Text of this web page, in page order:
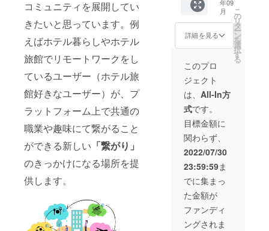
コミュニティを展開してい
きたいと思っています。例
えばホテル暮らしやホテル
旅館でリモートワークをし
ているユーザー（ホテル旅
館好きなユーザー）が、プ
ラットフォーム上で共通の
職業や趣味にて繋がること
ができる新しい 「繋がり」
のきっかけになる場所を提
供します。
況によ
りご希
望日に
ご予約
いただ
けない
場合が
ござい
ます。
宿泊希
望日が
お決ま
りにな
りまし
たらお
早めに
ご連絡
くださ
い。
テル札
幌ス
イーツ
●シタ
ディー
ン京都
烏丸五
条 ●
ガーデ
ンホテ
ル金沢
●浅草橋
ベルモ
ントホ
テル ●
ラン
ドーホ
テル京
都ス
イーツ
●ラン
ドーレ
ジデン
ス京都
京 ●シ
ディー
ンセン
トラル
新宿東
京
●VILLA
KOSHI
DO
KOTONI
●ラン
ドーレ
ジデン
スすす
きのス
イーツ
●フレイ
ザーレ
ジデン
ス南海
大阪 ●
シタ
ディー
北海
道・東
京・石
川・大
阪・京
都・福
岡・沖
縄 【宿
泊可能
な施
設】
●lyf
Tenjin
Fukuok
a
●HOTE
L
LITTLE
BIRD
OKU-
ASAKU
SA ●イ
ビス大
阪梅田
す。 一
部最低
宿泊日
数の設
定があ
るお部
屋がご
ざいま
すので
別途ご
案内致
しま
す。 利
用可能
ホテル
数：28
利用可
能なお
部屋の
種類
数：120
利用可
能なエ
リア：
アムプ
ラン該
当のお
部屋の
中から
お好き
なお部
屋に150
泊宿泊
してい
ただけ
ます。
※連泊・
1泊ずつ
分けて
のご利
用いず
れも可
能で
す。 一
部最低
宿泊日
数の設
定があ
年09
月
詳細を見る
こ
の
リ
タ
ー
ン
を
選
択
す
る
このプロ
ジェクト
は、 All-In方
式です。
目標金額に
関わらず、
2022/07/30
23:59:59ま
でに集まっ
た金額が
ファンディ
ングされま